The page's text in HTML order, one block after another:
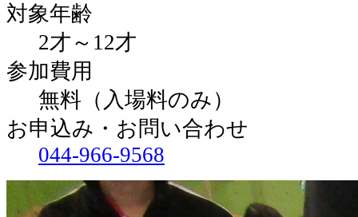
対象年齢
2才～12才
参加費用
無料（入場料のみ）
お申込み・お問い合わせ
044-966-9568